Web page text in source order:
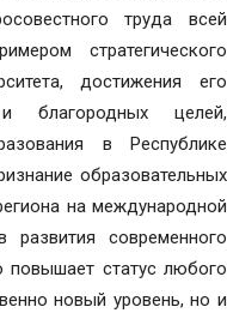
труда всей
стратегического
достижения его
и благородных целей,
в Республике
образовательных
на международной
современного
повышает статус любого
новый уровень, но и